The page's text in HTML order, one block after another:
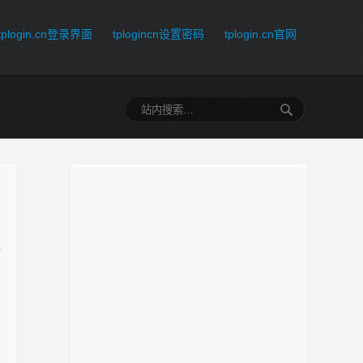
登录界面 tplogincn设置密码 tplogin.cn官网